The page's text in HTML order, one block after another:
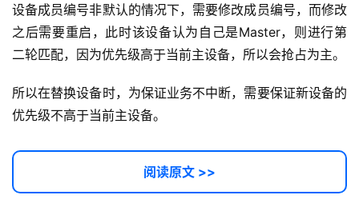
设备成员编号非默认的情况下，需要修改成员编号，而修改
之后需要重启，此时该设备认为自己是Master，则进行第
二轮匹配，因为优先级高于当前主设备，所以会抢占为主。
所以在替换设备时，为保证业务不中断，需要保证新设备的
优先级不高于当前主设备。
阅读原文 >>